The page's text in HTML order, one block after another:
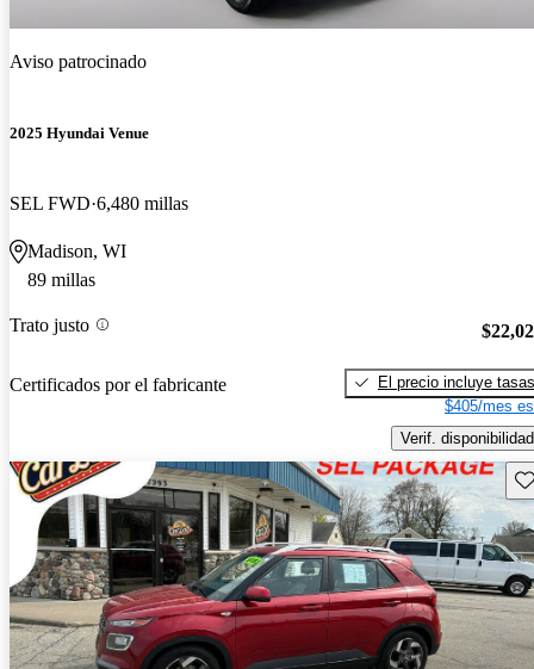
Aviso patrocinado
2025 Hyundai Venue
SEL FWD 6,480 millas
Madison, WI
89 millas
Trato justo
Certificados por el fabricante
El precio incluye tasas
$405/mes
Verif. disponibilidad